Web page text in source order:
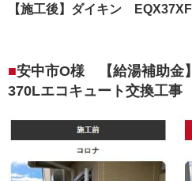
【施工後】ダイキン
安中市O様 【給湯補助金
370Lエコキュート交換工事